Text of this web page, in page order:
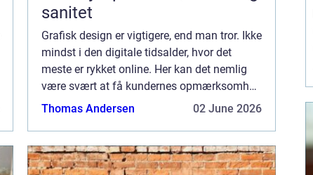
sanitet
Grafisk design er vigtigere, end man tror. Ikke
mindst i den digitale tidsalder, hvor det
meste er rykket online. Her kan det nemlig
være svært at få kundernes opmærksomhed
– og fastholde den. Der er efterhånden s&...
Thomas Andersen 02 June 2026